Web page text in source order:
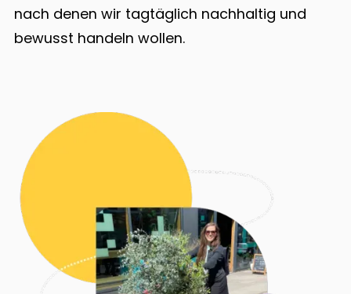
nach denen wir tagtäglich nachhaltig und
bewusst handeln wollen.